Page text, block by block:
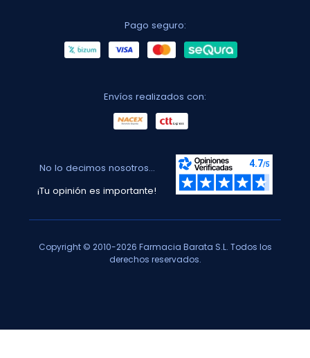
Pago seguro:
Envíos realizados con:
No lo decimos nosotros...
¡Tu opinión es importante!
Copyright © 2010-2026 Farmacia Barata S.L. Todos los
derechos reservados.